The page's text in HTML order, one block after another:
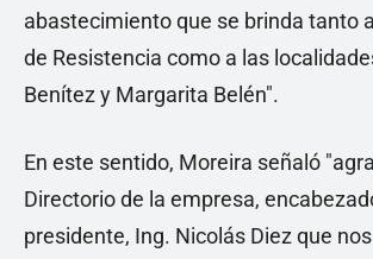
abastecimiento que se brinda tanto
de Resistencia como a las
Benítez y Margarita Belén".
En este sentido, Moreira señaló
Directorio de la empresa,
presidente, Ing. Nicolás Diez que